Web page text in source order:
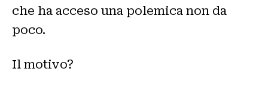
che ha acceso una polemica non da
poco.
Il motivo?